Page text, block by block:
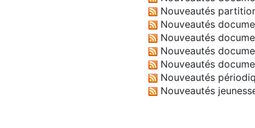
Nouveautés
Nouveautés
Nouveautés
Nouveautés
Nouveautés
Nouveautés
Nouveautés